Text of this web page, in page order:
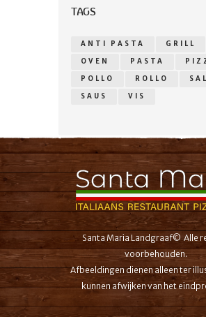
TAGS
ANTI PASTA GRILL
OVEN PASTA
POLLO ROLLO
SAUS VIS
Santa Maria Landgraaf© Alle
voorbehouden.
Afbeeldingen dienen alleen ter
kunnen afwijken van het